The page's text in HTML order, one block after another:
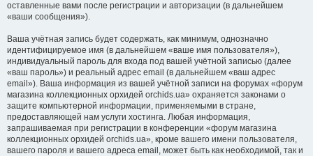
оставленные вами после регистрации и авторизации (в дальнейшем
«ваши сообщения»).
Ваша учётная запись будет содержать, как минимум, однозначно
идентифицируемое имя (в дальнейшем «ваше имя пользователя»),
индивидуальный пароль для входа под вашей учётной записью (далее
«ваш пароль») и реальный адрес email (в дальнейшем «ваш адрес
email»). Ваша информация из вашей учётной записи на форумах «форум
магазина коллекционных орхидей orchids.ua» охраняется законами о
защите компьютерной информации, применяемыми в стране,
предоставляющей нам услуги хостинга. Любая информация,
запрашиваемая при регистрации в конференции «форум магазина
коллекционных орхидей orchids.ua», кроме вашего имени пользователя,
вашего пароля и вашего адреса email, может быть как необходимой, так и